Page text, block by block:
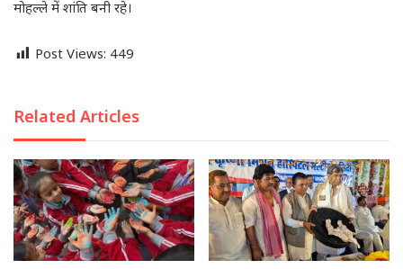
मोहल्ले में शांति बनी रहे।
Post Views: 449
Related Articles